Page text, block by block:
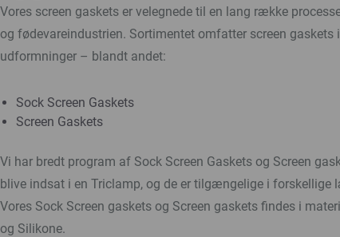
Vores screen gaskets er velegnede til en lang række
og fødevareindustrien. Sortimentet omfatter screen gaskets
udformninger – blandt andet:
Sock Screen Gaskets
Screen Gaskets
Vi har bredt program af Sock Screen Gaskets og Screen
blive indsat i en Triclamp, og de er tilgængelige i forskellige
Vores Sock Screen gaskets og Screen gaskets findes i
og Silikone.